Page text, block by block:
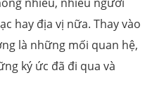
hay địa vị nữa. Thay vào
là những mối quan hệ,
ký ức đã đi qua và